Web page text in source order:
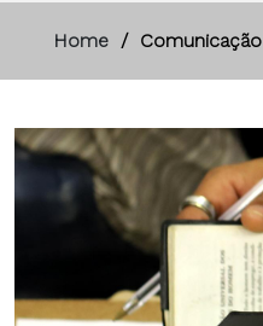
Home Comunicação